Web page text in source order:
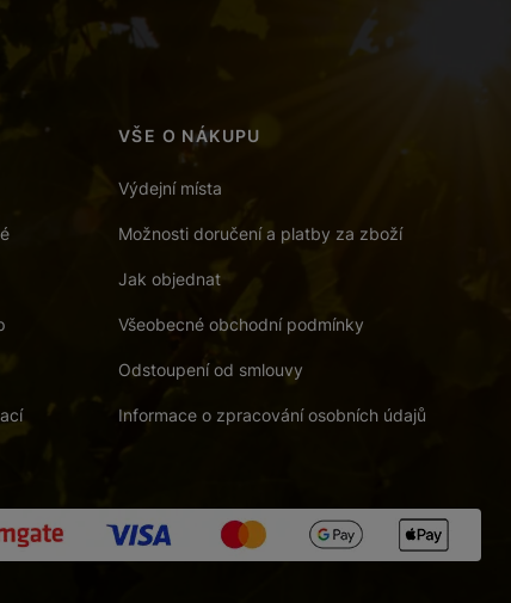
VŠE O NÁKUPU
Výdejní místa
Možnosti doručení a platby za zboží
Jak objednat
Všeobecné obchodní podmínky
Odstoupení od smlouvy
Informace o zpracování osobních údajů